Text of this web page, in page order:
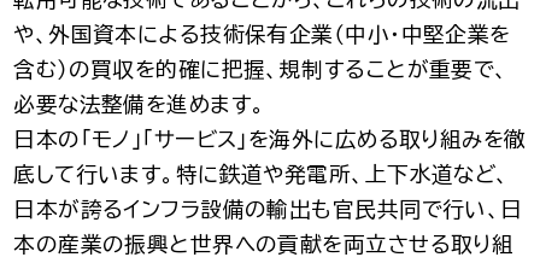
や、外国資本による技術保有企業（中小・中堅企業を
含む）の買収を的確に把握、規制することが重要で、
必要な法整備を進めます。
日本の「モノ」「サービス」を海外に広める取り組みを徹
底して行います。特に鉄道や発電所、上下水道など、
日本が誇るインフラ設備の輸出も官民共同で行い、日
本の産業の振興と世界への貢献を両立させる取り組